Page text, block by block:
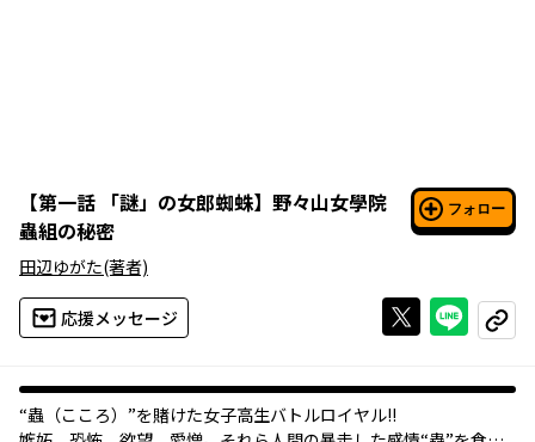
【第一話 「謎」の女郎蜘蛛】 野々山女學院
蟲組の秘密
フォロー
田辺ゆがた(著者)
応援メッセージ Xで投稿する
ライン
コピー
“蟲（こころ）”を賭けた女子高生バトルロイヤル!!